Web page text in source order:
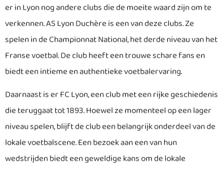
er in Lyon nog andere clubs die de moeite waard zijn om te
verkennen. AS Lyon Duchère is een van deze clubs. Ze
spelen in de Championnat National, het derde niveau van het
Franse voetbal. De club heeft een trouwe schare fans en
biedt een intieme en authentieke voetbalervaring.
Daarnaast is er FC Lyon, een club met een rijke geschiedenis
die teruggaat tot 1893. Hoewel ze momenteel op een lager
niveau spelen, blijft de club een belangrijk onderdeel van de
lokale voetbalscene. Een bezoek aan een van hun
wedstrijden biedt een geweldige kans om de lokale